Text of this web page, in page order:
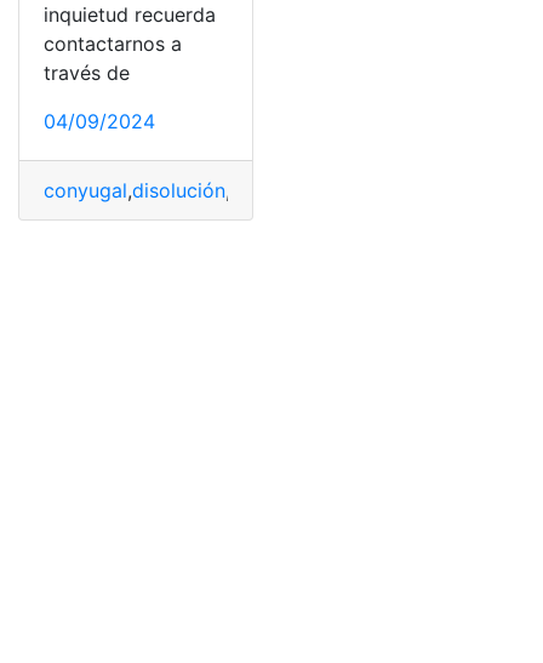
inquietud recuerda
contactarnos a
través de
04/09/2024
conyugal,disolución,